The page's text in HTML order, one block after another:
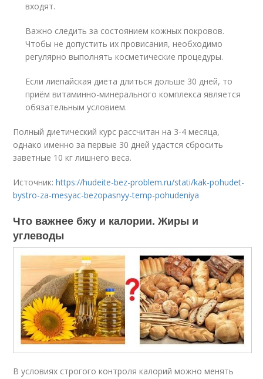
входят.
Важно следить за состоянием кожных покровов.
Чтобы не допустить их провисания, необходимо
регулярно выполнять косметические процедуры.
Если лиепайская диета длиться дольше 30 дней, то
приём витаминно-минерального комплекса является
обязательным условием.
Полный диетический курс рассчитан на 3-4 месяца,
однако именно за первые 30 дней удастся сбросить
заветные 10 кг лишнего веса.
Источник:https://hudeite-bez-problem.ru/stati/kak-pohudet-
bystro-za-mesyac-bezopasnyy-temp-pohudeniya
Что важнее бжу и калории. Жиры и
углеводы
В условиях строгого контроля калорий можно менять